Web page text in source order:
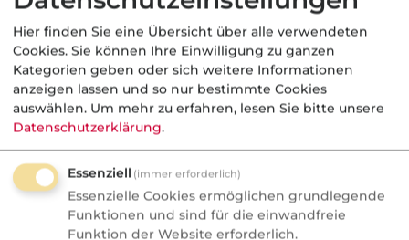
Kurios
Nachrichten
Gala fürs Geld: Wenn
Finanzjournalisten zu
Klatschreportern werden
Personalien bringen mehr Klicks als
fundierte Analysen. Redakteure verraten
Hier finden Sie eine Übersicht über alle verwendeten
Cookies. Sie können Ihre Einwilligung zu ganzen
Kategorien geben oder sich weitere Informationen
anzeigen lassen und so nur bestimmte Cookies
auswählen. Um mehr zu erfahren, lesen Sie bitte unsere
Datenschutzerklärung.
Essenziell (immer erforderlich)
Essenzielle Cookies ermöglichen grundlegende
Funktionen und sind für die einwandfreie
Funktion der Website erforderlich.